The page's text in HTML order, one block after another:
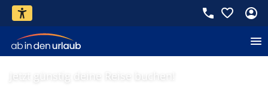
Jetzt günstig deine Reise buchen!